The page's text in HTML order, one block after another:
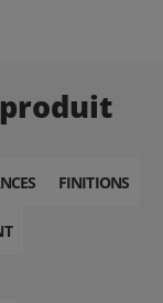
FINITIONS